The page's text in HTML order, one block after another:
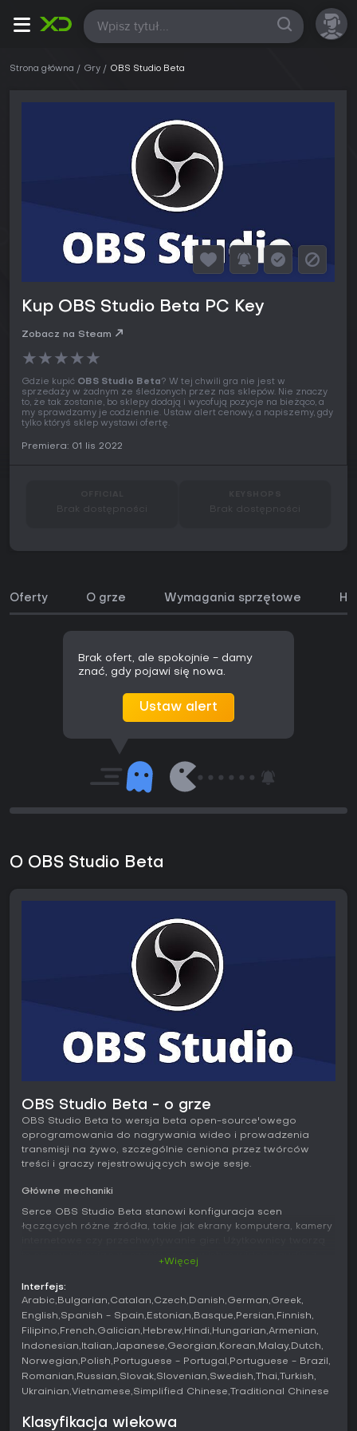
Wszystkie
Strona główna Gry OBS Studio Beta
Kup OBS Studio Beta PC Key
Zobacz na Steam
★★★★★
Gdzie kupić OBS Studio Beta? W tej chwili gra nie jest w
sprzedaży w żadnym ze śledzonych przez nas sklepów. Nie znaczy
to, że tak zostanie, bo sklepy dodają i wycofują pozycje na bieżąco, a
my sprawdzamy je codziennie. Ustaw alert cenowy, a napiszemy, gdy
tylko któryś sklep wystawi ofertę.
Premiera: 01 lis 2022
Brak dostępności Brak dostępności
Oferty O grze Wymagania sprzętowe
Brak ofert, ale spokojnie - damy
znać, gdy pojawi się nowa.
Ustaw alert
O OBS Studio Beta
OBS Studio Beta - o grze
OBS Studio Beta to wersja beta open-source'owego
oprogramowania do nagrywania wideo i prowadzenia
transmisji na żywo, szczególnie ceniona przez twórców
treści i graczy rejestrowujących swoje sesje.
Główne mechaniki
Serce OBS Studio Beta stanowi konfiguracja scen
łączących różne źródła, takie jak ekrany komputera, kamery
filtrami oraz przejściami dla profesjonalnych efektów.
Ustawienia są proste - dodajesz źródła, regulujesz
parametry i przypisujesz hotkeye do akcji jak przełączanie
scen czy start nagrywania. Program zapewnia wysoką
wydajność, działając płynnie nawet przy wymagających
zadaniach.
Obsługa audio wyróżnia się intuicyjnym mikserem z filtrami
na źródło - noise gate, tłumieniem szumów czy gainem -
oraz integracją wtyczek VST dla zaawansowanej kontroli.
wyciągać je do osobnych okien, dostosowując się do
+Więcej
Interfejs:
Arabic Bulgarian Catalan Czech Danish German Greek
English Spanish - Spain Estonian Basque Persian Finnish
Filipino French Galician Hebrew Hindi Hungarian Armenian
Indonesian Italian Japanese Georgian Korean Malay Dutch
Norwegian Polish Portuguese - Portugal
Portuguese - Brazil
Romanian Russian Slovak Slovenian Swedish Thai Turkish
Ukrainian Vietnamese Simplified Chinese Traditional Chinese
Klasyfikacja wiekowa